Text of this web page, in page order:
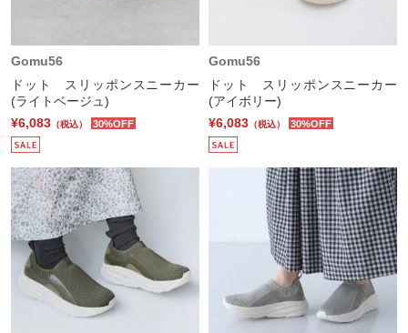
Gomu56
ドット スリッポンスニーカー
(ライトベージュ)
¥6,083 （税込） 30%OFF
Gomu56
ドット スリッポンスニーカー
(アイボリー)
¥6,083 （税込） 30%OFF